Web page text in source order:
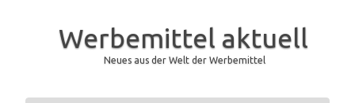
Werbemittel aktuell
Neues aus der Welt der Werbemittel
Skip to content